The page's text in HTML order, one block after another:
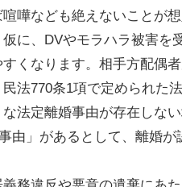
嘩なども絶えないことが
に、DVやモラハラ被害
くなります。相手方配偶
法770条1項で定められた
法定離婚事由が存在しな
由」があるとして、離婚が